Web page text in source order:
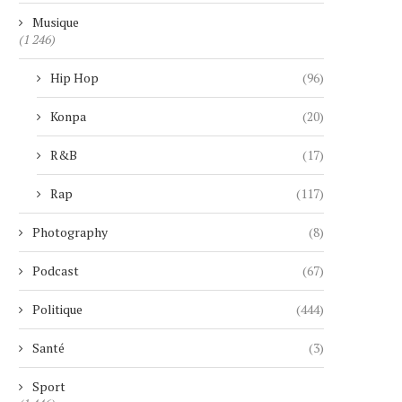
Musique
(1 246)
Hip Hop (96)
Konpa (20)
R&B (17)
Rap (117)
Photography (8)
Podcast (67)
Politique (444)
Santé (3)
Sport